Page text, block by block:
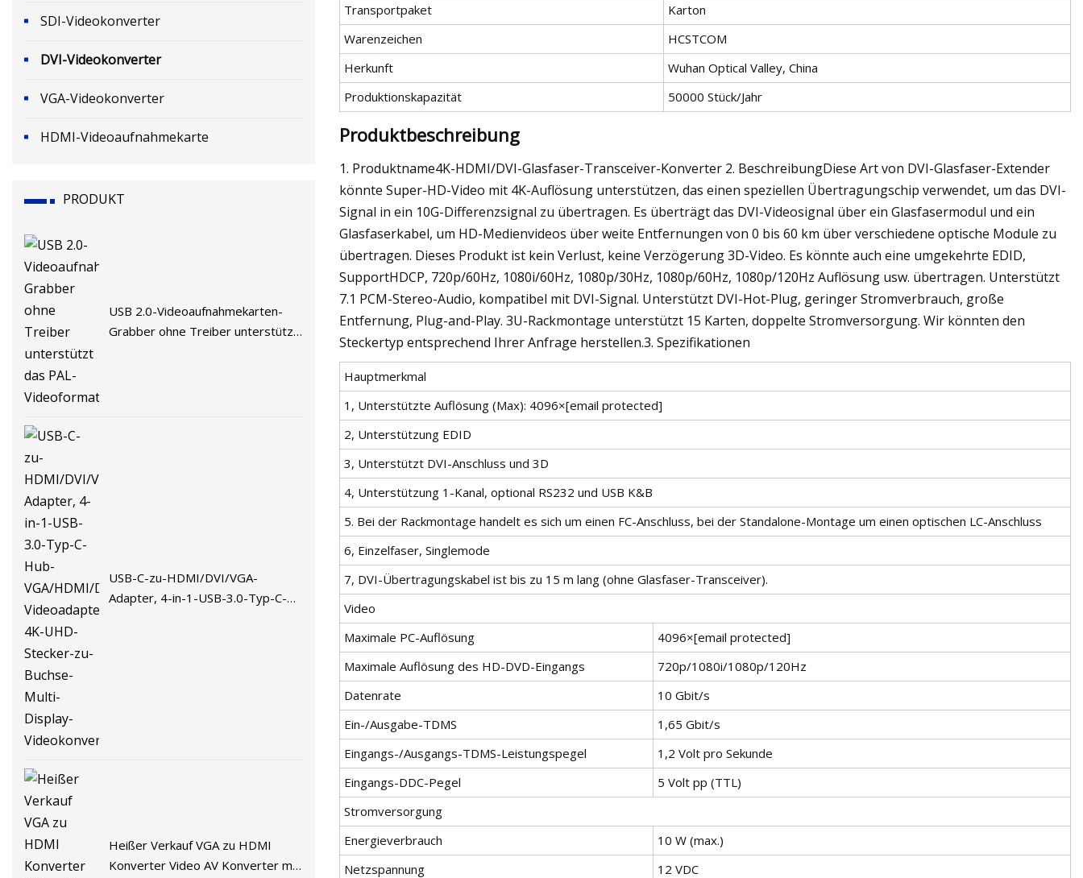
SDI-Videokonverter
DVI-Videokonverter
VGA-Videokonverter
HDMI-Videoaufnahmekarte
PRODUKT
USB 2.0-Videoaufnahmekarten-
Grabber ohne Treiber unterstützt
USB-C-zu-HDMI/DVI/VGA-
Adapter, 4-in-1-USB-3.0-Typ-C-
Heißer Verkauf VGA zu HDMI
Konverter Video AV Konverter mit
Transportpaket
Karton
Warenzeichen
HCSTCOM
Herkunft
Wuhan Optical Valley, China
Produktionskapazität
50000 Stück/Jahr
Produktbeschreibung
1. Produktname4K-HDMI/DVI-Glasfaser-Transceiver-Konverter 2. BeschreibungDiese Art von DVI-Glasfaser-Extender
könnte Super-HD-Video mit 4K-Auflösung unterstützen, das einen speziellen Übertragungschip verwendet, um das DVI-
Signal in ein 10G-Differenzsignal zu übertragen. Es überträgt das DVI-Videosignal über ein Glasfasermodul und ein
Glasfaserkabel, um HD-Medienvideos über weite Entfernungen von 0 bis 60 km über verschiedene optische Module zu
übertragen. Dieses Produkt ist kein Verlust, keine Verzögerung 3D-Video. Es könnte auch eine umgekehrte EDID,
SupportHDCP, 720p/60Hz, 1080i/60Hz, 1080p/30Hz, 1080p/60Hz, 1080p/120Hz Auflösung usw. übertragen. Unterstützt
7.1 PCM-Stereo-Audio, kompatibel mit DVI-Signal. Unterstützt DVI-Hot-Plug, geringer Stromverbrauch, große
Entfernung, Plug-and-Play. 3U-Rackmontage unterstützt 15 Karten, doppelte Stromversorgung. Wir könnten den
Steckertyp entsprechend Ihrer Anfrage herstellen.3. Spezifikationen
Hauptmerkmal
1, Unterstützte Auflösung (Max): 4096×[email protected]
2, Unterstützung EDID
3, Unterstützt DVI-Anschluss und 3D
4, Unterstützung 1-Kanal, optional RS232 und USB K&B
5. Bei der Rackmontage handelt es sich um einen FC-Anschluss, bei der Standalone-Montage um einen optischen LC-Anschluss
6, Einzelfaser, Singlemode
7, DVI-Übertragungskabel ist bis zu 15 m lang (ohne Glasfaser-Transceiver).
Video
Maximale PC-Auflösung
4096×[email protected]
Maximale Auflösung des HD-DVD-Eingangs
720p/1080i/1080p/120Hz
Datenrate
10 Gbit/s
Ein-/Ausgabe-TDMS
1,65 Gbit/s
Eingangs-/Ausgangs-TDMS-Leistungspegel
1,2 Volt pro Sekunde
Eingangs-DDC-Pegel
5 Volt pp (TTL)
Stromversorgung
Energieverbrauch
10 W (max.)
Netzspannung
12 VDC